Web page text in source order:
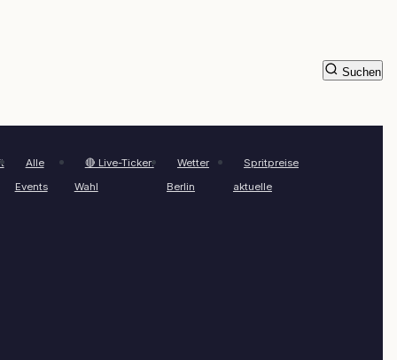
Alle
Events
🔴 Live-Ticker:
Wahl
Wetter
Berlin
Spritpreise
aktuelle
Suchen